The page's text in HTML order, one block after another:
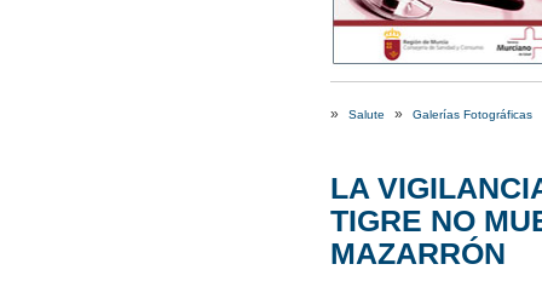
» Salute » Galerías Fotográficas
LA
TIGRE NO
MAZARRÓN